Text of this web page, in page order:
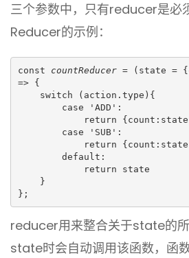
三个参数中，只有reducer是必
Reducer的示例：
const countReducer = (state =
=> {
};
reducer用来整合关于state的
state时会自动调用该函数，函